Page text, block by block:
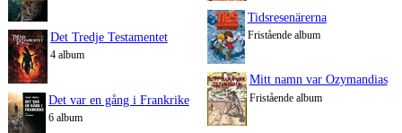
Det Tredje Testamentet
4 album
Det var en gång i Frankrike
6 album
Tidsresenärerna
Fristående album
Mitt namn var Ozymandias
Fristående album